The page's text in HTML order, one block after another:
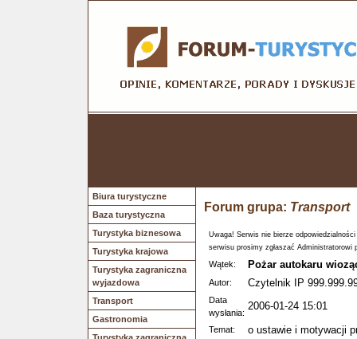
Biura turystyczne
Baza turystyczna
Turystyka biznesowa
Turystyka krajowa
Turystyka zagraniczna
wyjazdowa
Transport
Gastronomia
Forum grupa: Transport
Uwaga! Serwis nie bierze
serwisu prosimy zgłaszać Administratorowi
Wątek: Pożar autokaru
Autor: Czytelnik IP
Data
wysłania:
2006-01-24 15:01
Temat: o ustawie i motywacji